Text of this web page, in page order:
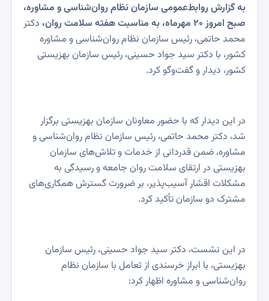
به گزارش روابط‌عمومی سازمان نظام روان‌شناسی و مشاوره،
صبح امروز ۲۰ مهرماه، به مناسبت هفته سلامت روان،
دکتر
محمد حاتمی، رئیس سازمان نظام روان‌شناسی و مشاوره
کشور، با دکتر سید جواد حسینی، رئیس سازمان بهزیستی
کشور، دیدار و گفت‌وگو کرد.
در این دیدار که با حضور معاونان سازمان بهزیستی برگزار
شد، دکتر محمد حاتمی، رئیس سازمان نظام روان‌شناسی و
مشاوره، ضمن قدردانی از خدمات و تلاش‌های سازمان
بهزیستی در ارتقای سلامت روان جامعه و رسیدگی به
مشکلات اقشار آسیب‌پذیر، بر ضرورت گسترش همکاری‌های
مشترک دو سازمان تأکید کرد.
در این نشست، دکتر سید جواد حسینی، رئیس سازمان
بهزیستی، با ابراز خرسندی از تعامل با سازمان نظام
روان‌شناسی و مشاوره اظهار کرد: